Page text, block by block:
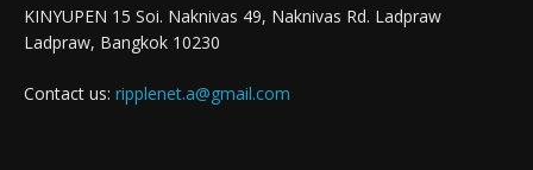
KINYUPEN 15 Soi. Naknivas 49, Naknivas Rd. Ladpraw
Ladpraw, Bangkok 10230
Contact us: ripplenet.a@gmail.com